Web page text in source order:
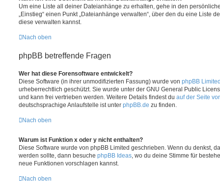
Um eine Liste all deiner Dateianhänge zu erhalten, gehe in den
„Einstieg“ einen Punkt „Dateianhänge verwalten“, über den du eine Liste
diese verwalten kannst.
Nach oben
phpBB betreffende Fragen
Wer hat diese Forensoftware entwickelt?
Diese Software (in ihrer unmodifizierten Fassung) wurde von phpBB
urheberrechtlich geschützt. Sie wurde unter der GNU General Public
und kann frei vertrieben werden. Weitere Details findest du auf der Seite
deutschsprachige Anlaufstelle ist unter phpBB.de zu finden.
Nach oben
Warum ist Funktion x oder y nicht enthalten?
Diese Software wurde von phpBB Limited geschrieben. Wenn du denkst,
werden sollte, dann besuche phpBB Ideas , wo du deine Stimme für
neue Funktionen vorschlagen kannst.
Nach oben